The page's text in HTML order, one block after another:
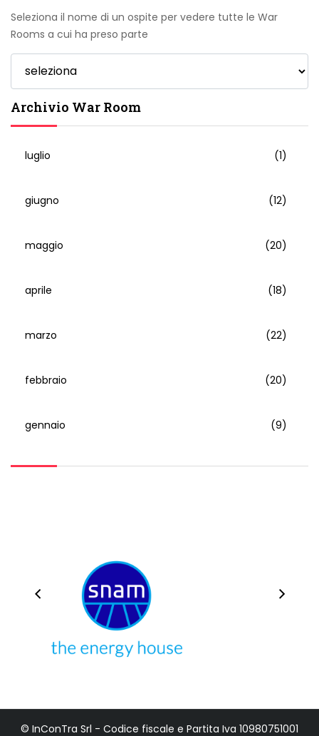
Seleziona il nome di un ospite per vedere tutte le War
Rooms a cui ha preso parte
Archivio War Room
luglio (1)
giugno (12)
maggio (20)
aprile (18)
marzo (22)
febbraio (20)
gennaio (9)
© InConTra Srl - Codice fiscale e Partita Iva 10980751001